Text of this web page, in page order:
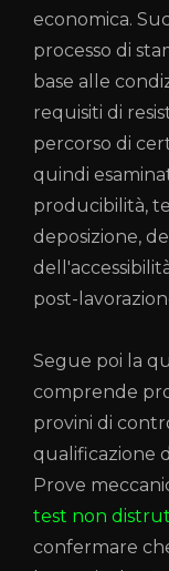
economica.
processo di
base alle
requisiti di
percorso di
quindi
producibilità,
deposizione,
post-
Segue poi la
comprende
provini di
qualificazione
Prove
test non
confermare